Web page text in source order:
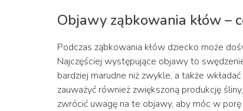
Objawy ząbkowania kłów –
Podczas ząbkowania kłów dziecko może
Najczęściej występujące objawy to
bardziej marudne niż zwykle, a także
zauważyć również zwiększoną produkcję
zwrócić uwagę na te objawy, aby móc w